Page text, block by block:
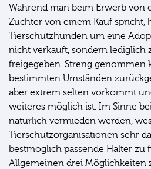
Während man beim Erwerb von
Züchter von einem Kauf spricht,
Tierschutzhunden um eine
nicht verkauft, sondern lediglich
freigegeben. Streng genommen
bestimmten Umständen
aber extrem selten vorkommt
weiteres möglich ist. Im Sinne
natürlich vermieden werden,
Tierschutzorganisationen sehr
bestmöglich passende Halter zu
Allgemeinen drei Möglichkeiten